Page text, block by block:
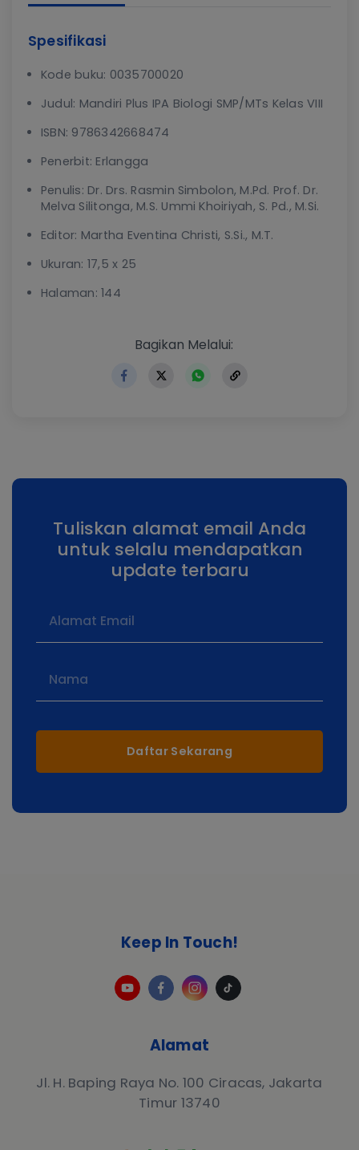
Spesifikasi
Kode buku: 0035700020
Judul: Mandiri Plus IPA Biologi SMP/MTs Kelas VIII
ISBN: 9786342668474
Penerbit: Erlangga
Penulis: Dr. Drs. Rasmin Simbolon, M.Pd. Prof. Dr.
Melva Silitonga, M.S. Ummi Khoiriyah, S. Pd., M.Si.
Editor: Martha Eventina Christi, S.Si., M.T.
Ukuran: 17,5 x 25
Halaman: 144
https://
Bagikan Melalui:
Tuliskan alamat email Anda
untuk selalu mendapatkan
update terbaru
Daftar Sekarang
Alamat
Jl. H. Baping Raya No. 100 Ciracas, Jakarta
Timur 13740
Keep In Touch!